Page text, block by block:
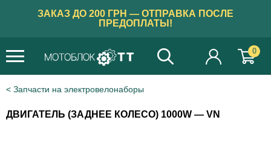
ЗАКАЗ ДО 200 ГРН — ОТПРАВКА ПОСЛЕ
ПРЕДОПЛАТЫ!
0
Запчасти на электровелонаборы
ДВИГАТЕЛЬ (ЗАДНЕЕ КОЛЕСО) 1000W — VN
×
ТАК